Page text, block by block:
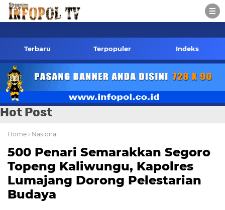
Kontak Redaksi- 085784424805 wa
Terbaru Terpopuler Indeks
Hot Post
Home › Nasional
500 Penari Semarakkan Segoro
Topeng Kaliwungu, Kapolres
Lumajang Dorong Pelestarian
Budaya